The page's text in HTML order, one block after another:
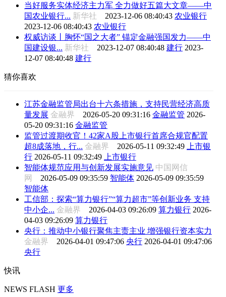
当好服务实体经济主力军 全力做好五篇大文章——中
国农业银行... 新华社 2023-12-06 08:40:43 农业银行
2023-12-06 08:40:43 农业银行
权威访谈丨胸怀“国之大者” 锚定金融强国发力——中
国建设银... 新华社 2023-12-07 08:40:48 建行 2023-
12-07 08:40:48 建行
猜你喜欢
江苏金融监管局出台十六条措施，支持民营经济高质
量发展 金融界 2026-05-20 09:31:16 金融监管 2026-
05-20 09:31:16 金融监管
监管过渡期收官！42家A股上市银行首席合规官配置
超8成落地，行... 金融界 2026-05-11 09:32:49
上市银
行 2026-05-11 09:32:49
上市银行
智能体规范应用与创新发展实施意见 中国网信
网 2026-05-09 09:35:59 智能体 2026-05-09 09:35:59
智能体
工信部：探索“算力银行”“算力超市”等创新业务 支持
中小企... 金融界 2026-04-03 09:26:09 算力银行 2026-
04-03 09:26:09 算力银行
央行：推动中小银行聚焦主责主业 增强银行资本实力
金融界 2026-04-01 09:47:06 央行 2026-04-01 09:47:06
央行
快讯
NEWS FLASH 更多